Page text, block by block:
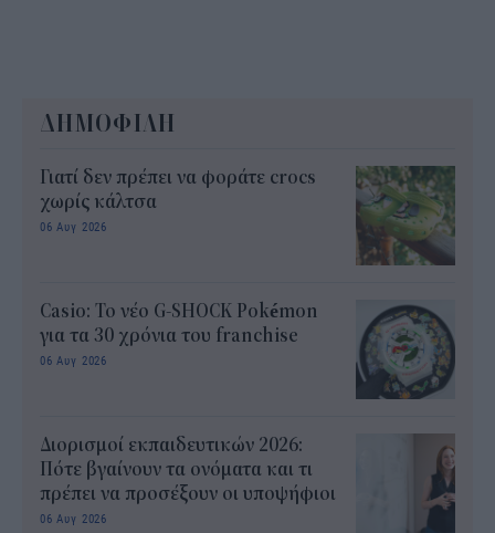
ΔΗΜΟΦΙΛΗ
Γιατί δεν πρέπει να φοράτε crocs
χωρίς κάλτσα
06 Αυγ 2026
Casio: Το νέο G-SHOCK Pokémon
για τα 30 χρόνια του franchise
06 Αυγ 2026
Διορισμοί εκπαιδευτικών 2026:
Πότε βγαίνουν τα ονόματα και τι
πρέπει να προσέξουν οι υποψήφιοι
06 Αυγ 2026